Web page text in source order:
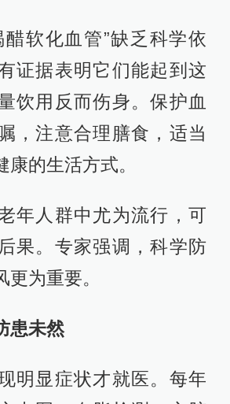
醋软化血管”缺乏科学依
证据表明它们能起到这
饮用反而伤身。保护血
，注意合理膳食，适当
的生活方式。
年人群中尤为流行，可
果。专家强调，科学防
为重要。
患未然
明显症状才就医。每年